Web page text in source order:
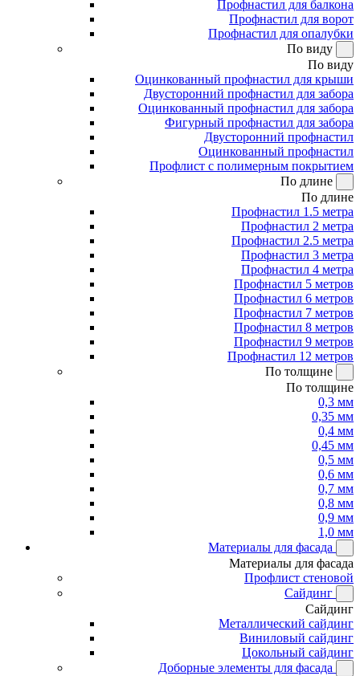
Профнастил для балкона
Профнастил для ворот
Профнастил для опалубки
По виду
По виду
Оцинкованный профнастил для крыши
Двусторонний профнастил для забора
Оцинкованный профнастил для забора
Фигурный профнастил для забора
Двусторонний профнастил
Оцинкованный профнастил
Профлист с полимерным покрытием
По длине
По длине
Профнастил 1.5 метра
Профнастил 2 метра
Профнастил 2.5 метра
Профнастил 3 метра
Профнастил 4 метра
Профнастил 5 метров
Профнастил 6 метров
Профнастил 7 метров
Профнастил 8 метров
Профнастил 9 метров
Профнастил 12 метров
По толщине
По толщине
0,3 мм
0,35 мм
0,4 мм
0,45 мм
0,5 мм
0,6 мм
0,7 мм
0,8 мм
0,9 мм
1,0 мм
Материалы для фасада
Материалы для фасада
Профлист стеновой
Сайдинг
Сайдинг
Металлический сайдинг
Виниловый сайдинг
Цокольный сайдинг
Доборные элементы для фасада